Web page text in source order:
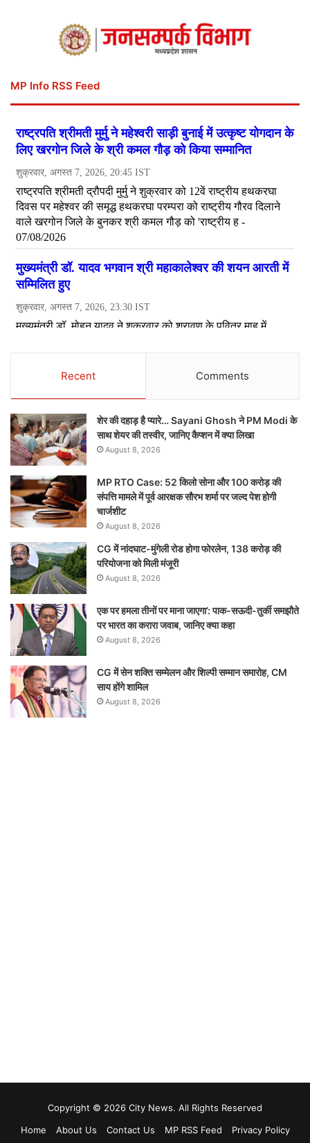
MP Info RSS Feed
Recent Comments
शेर की दहाड़ है प्यारे… Sayani Ghosh ने PM Modi के
साथ शेयर की तस्वीर, जानिए कैप्शन में क्या लिखा
August 8, 2026
MP RTO Case: 52 किलो सोना और 100 करोड़ की
संपत्ति मामले में पूर्व आरक्षक सौरभ शर्मा पर जल्द पेश होगी
चार्जशीट
August 8, 2026
CG में नांदघाट-मुंगेली रोड होगा फोरलेन, 138 करोड़ की
परियोजना को मिली मंजूरी
August 8, 2026
एक पर हमला तीनों पर माना जाएगा’: पाक-सऊदी-तुर्की समझौते
पर भारत का करारा जवाब, जानिए क्या कहा
August 8, 2026
CG में सेन शक्ति सम्मेलन और शिल्पी सम्मान समारोह, CM
साय होंगे शामिल
August 8, 2026
Copyright © 2026 City News. All Rights Reserved
Home
About Us Contact Us MP RSS Feed Privacy Policy